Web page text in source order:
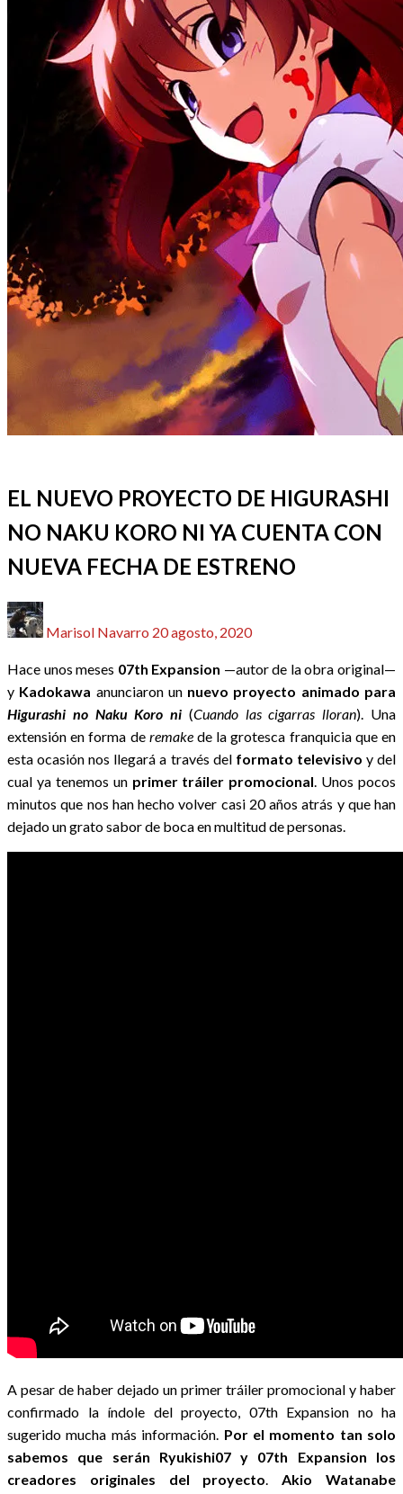
EL NUEVO PROYECTO DE HIGURASHI
NO NAKU KORO NI YA CUENTA CON
NUEVA FECHA DE ESTRENO
Marisol Navarro el
20 agosto, 2020
Hace unos meses 07th Expansion —autor de la obra original—
y Kadokawa anunciaron un nuevo proyecto animado para
Higurashi no Naku Koro ni (Cuando las cigarras lloran). Una
extensión en forma de remakede la grotesca franquicia que en
esta ocasión nos llegará a través del formato televisivo y del
cual ya tenemos un primer tráiler promocional. Unos pocos
minutos que nos han hecho volver casi 20 años atrás y que han
dejado un grato sabor de boca en multitud de personas.
A pesar de haber dejado un primer tráiler promocional y haber
confirmado la índole del proyecto, 07th Expansion no ha
sugerido mucha más información. Por el momento tan solo
sabemos que serán Ryukishi07 y 07th Expansion los
creadores originales del proyecto.Akio Watanabe